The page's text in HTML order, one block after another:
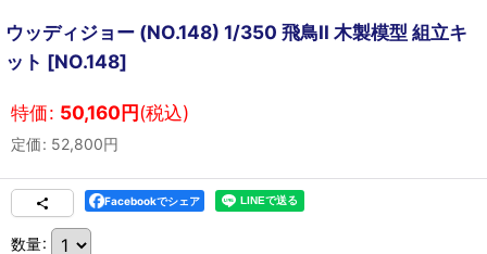
ウッディジョー (NO.148) 1/350 飛鳥II 木製模型 組立キ
ット [NO.148]
特価: 50,160円(税込)
定価: 52,800円
Facebookでシェア
数量: